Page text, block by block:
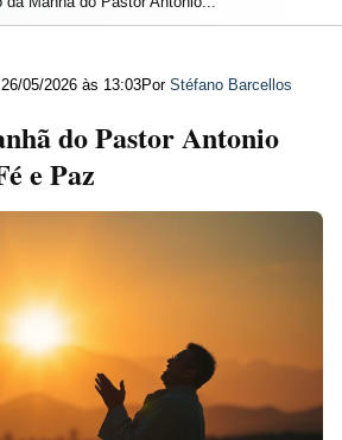
26/05/2026 às 13:03Por Stéfano Barcellos
do Pastor Antonio
e Paz